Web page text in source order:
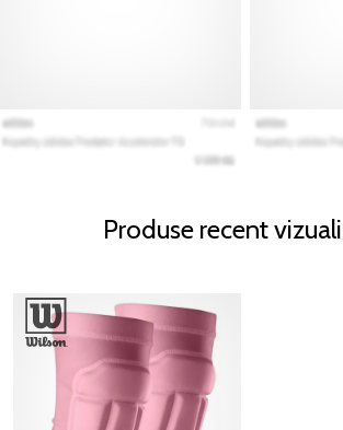
Produse recent